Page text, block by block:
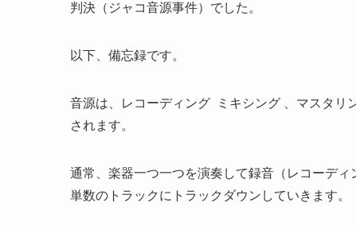
判決（ジャコ音源事件）でした。
以下、備忘録です。
音源は、レコーディング ミキシング 、マスタリ
されます。
通常、楽器一つ一つを演奏して録音（レコーデ
単数のトラックにトラックダウンしていきます。